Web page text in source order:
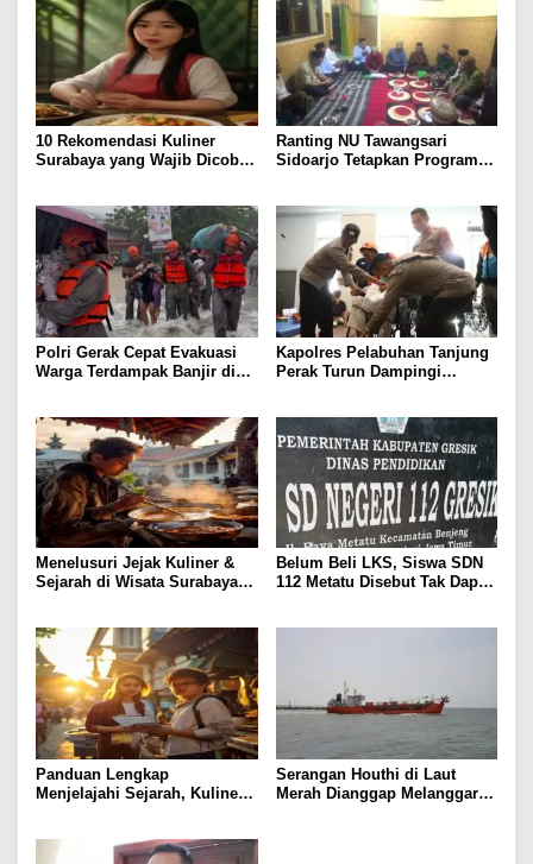
10 Rekomendasi Kuliner
Surabaya yang Wajib Dicoba,
Ranting NU Tawangsari
Sidoarjo Tetapkan Program
Polri Gerak Cepat Evakuasi
Warga Terdampak Banjir di
Kapolres Pelabuhan Tanjung
Perak Turun Dampingi
Mutiara Sentosa 2 Berjalan
Maksimal
Menelusuri Jejak Kuliner &
Sejarah di Wisata Surabaya:
Belum Beli LKS, Siswa SDN
112 Metatu Disebut Tak Dapat
Panduan Lengkap
Menjelajahi Sejarah, Kuliner,
Serangan Houthi di Laut
Merah Dianggap Melanggar